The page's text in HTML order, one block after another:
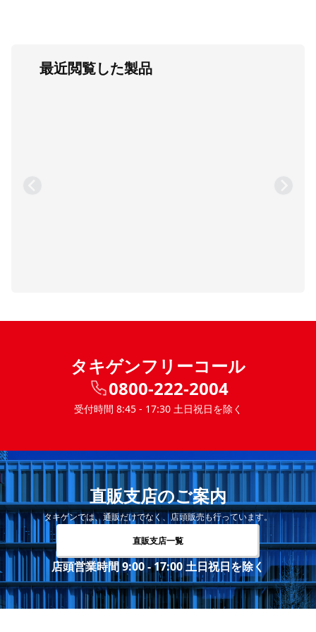
最近閲覧した製品
タキゲンフリーコール
0800-222-2004
受付時間 8:45 - 17:30 土日祝日を除く
直販支店のご案内
タキゲンでは、通販だけでなく、店頭販売も行っています。
直販支店一覧
店頭営業時間 9:00 - 17:00 土日祝日を除く